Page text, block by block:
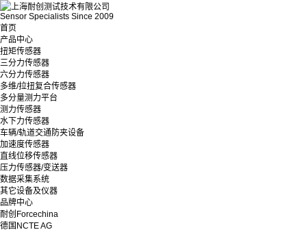
Sensor Specialists Since 2009
首页
产品中心
扭矩传感器
三分力传感器
六分力传感器
多维/拉扭复合传感器
多分量测力平台
测力传感器
水下力传感器
车辆/轨道交通防夹设备
加速度传感器
直线位移传感器
压力传感器/变送器
数据采集系统
其它设备及仪器
品牌中心
耐创Forcechina
德国NCTE AG